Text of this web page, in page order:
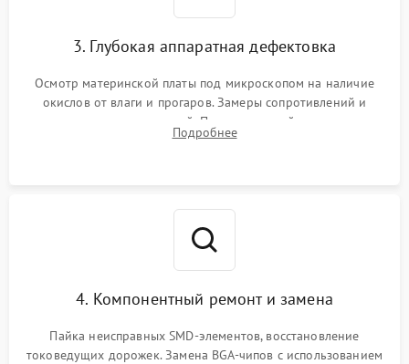
3. Глубокая аппаратная дефектовка
Осмотр материнской платы под микроскопом на наличие
окислов от влаги и прогаров. Замеры сопротивлений и
дежурных напряжений. Проверка цепей питания,
мультиконтроллера, процессора и видеочипа.
Подробнее
4. Компонентный ремонт и замена
Пайка неисправных SMD-элементов, восстановление
токоведущих дорожек. Замена BGA-чипов с использованием